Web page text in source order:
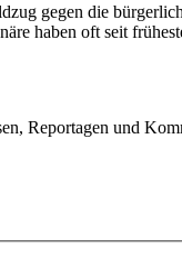
gegen die
haben oft seit
Reportagen und